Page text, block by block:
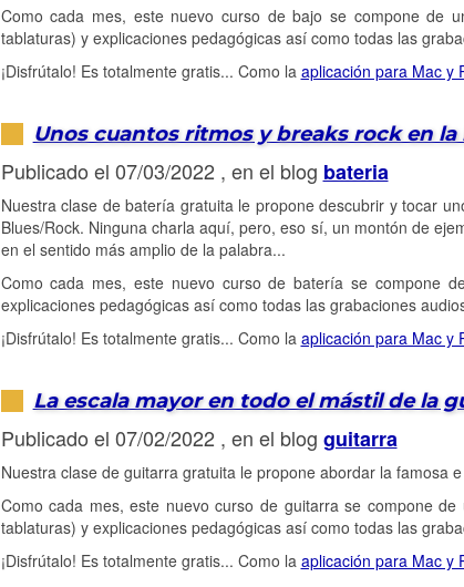
Como cada mes, este nuevo curso de bajo se compone de
tablaturas) y explicaciones pedagógicas así como todas las
¡Disfrútalo! Es totalmente gratis... Como la aplicación para Mac y
Unos cuantos ritmos y breaks rock en la
Publicado el 07/03/2022 , en el blog bateria
Nuestra clase de batería gratuita le propone descubrir y tocar
Blues/Rock. Ninguna charla aquí, pero, eso sí, un montón de
en el sentido más amplio de la palabra...
Como cada mes, este nuevo curso de batería se compone
explicaciones pedagógicas así como todas las grabaciones
¡Disfrútalo! Es totalmente gratis... Como la aplicación para Mac y
La escala mayor en todo el mástil de la
Publicado el 07/02/2022 , en el blog guitarra
Nuestra clase de guitarra gratuita le propone abordar la famosa
Como cada mes, este nuevo curso de guitarra se compone
tablaturas) y explicaciones pedagógicas así como todas las
¡Disfrútalo! Es totalmente gratis... Como la aplicación para Mac y